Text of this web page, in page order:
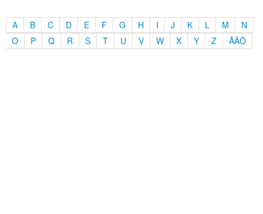
A B C D E F G H I J K L M
N
O
P Q R S T U V W X Y Z ÅÄÖ